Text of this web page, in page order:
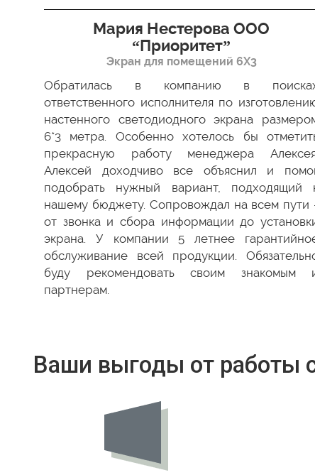
Мария Нестерова ООО
“Приоритет”
Экран для помещений 6Х3
Обратилась в компанию в
ответственного исполнителя по
настенного светодиодного экрана
6*3 метра. Особенно хотелось бы
прекрасную работу менеджера
Алексей доходчиво все объяснил и
подобрать нужный вариант, подходящий
нашему бюджету. Сопровождал на всем пути
от звонка и сбора информации до
экрана. У компании 5 летнее
обслуживание всей продукции.
буду рекомендовать своим знакомым
партнерам.
Ваши выгоды от работы